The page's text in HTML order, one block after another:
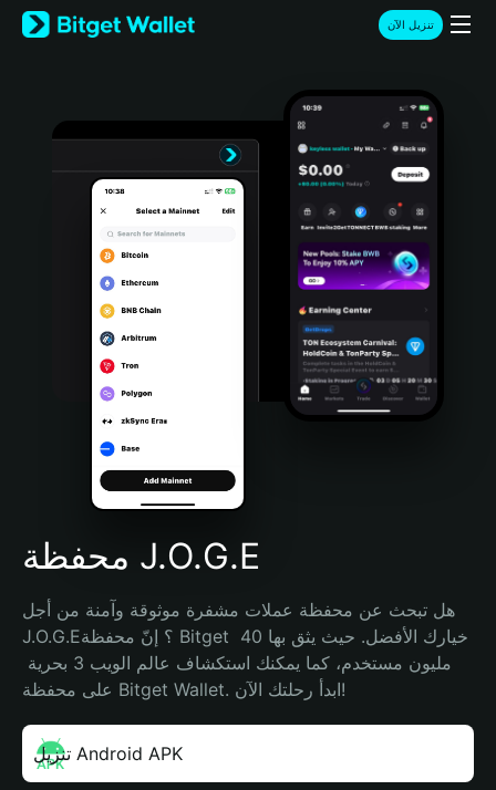
English
日本語
Türkçe
Português (Portugal)
Bahasa Indonesia
Português (Brasil)
Español (Argentina)
تنزيل الآن
محفظة J.O.G.E
هل تبحث عن محفظة عملات مشفرة موثوقة وآمنة من أجل
J.O.G.E؟ إنّ محفظة Bitget خيارك الأفضل. حيث يثق بها 40
على محفظة Bitget Wallet. ابدأ رحلتك الآن!
تنزيل Android APK